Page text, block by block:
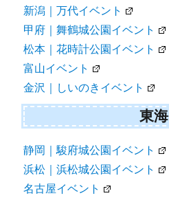
新潟｜万代イベント
甲府｜舞鶴城公園イベント
松本｜花時計公園イベント
富山イベント
金沢｜しいのきイベント
東海
静岡｜駿府城公園イベント
浜松｜浜松城公園イベント
名古屋イベント